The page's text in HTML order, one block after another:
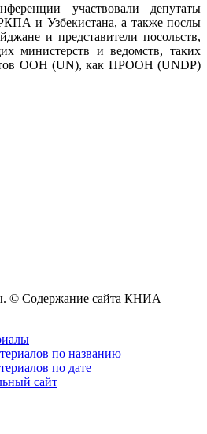
участвовали депутаты
и Узбекистана, а также послы
и представители посольств,
министерств и ведомств, таких
ООН (UN), как ПРООН (UNDP)
© Содержание сайта КНИА
по названию
по дате
сайт